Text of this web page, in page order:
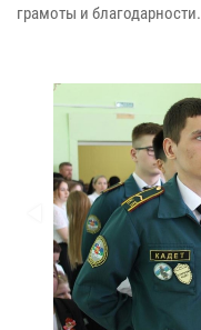
грамоты и благодарности.